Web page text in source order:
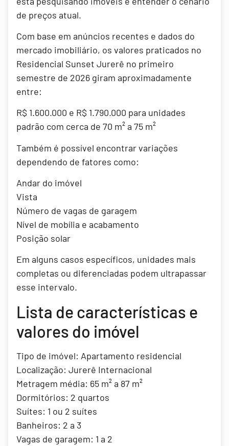
de preços atual.
Com base em anúncios recentes e dados do
mercado imobiliário, os valores praticados no
Residencial Sunset Jurerê no primeiro
semestre de 2026 giram aproximadamente
entre:
R$ 1.600.000 e R$ 1.790.000 para unidades
padrão com cerca de 70 m² a 75 m²
Também é possível encontrar variações
dependendo de fatores como:
Andar do imóvel
Vista
Número de vagas de garagem
Nível de mobília e acabamento
Posição solar
Em alguns casos específicos, unidades mais
completas ou diferenciadas podem ultrapassar
esse intervalo.
Lista de características e
valores do imóvel
Tipo de imóvel: Apartamento residencial
Localização: Jurerê Internacional
Metragem média: 65 m² a 87 m²
Dormitórios: 2 quartos
Suítes: 1 ou 2 suítes
Banheiros: 2 a 3
Vagas de garagem: 1 a 2